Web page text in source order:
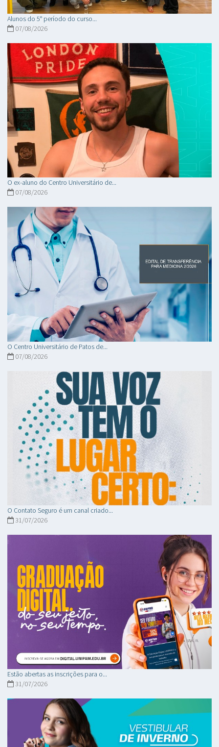
Alunos do 5° período do curso...
07/08/2026
O ex-aluno do Centro Universitário de...
07/08/2026
O Centro Universitário de Patos de...
07/08/2026
O Contato Seguro é um canal criado...
31/07/2026
Estão abertas as inscrições para o...
31/07/2026